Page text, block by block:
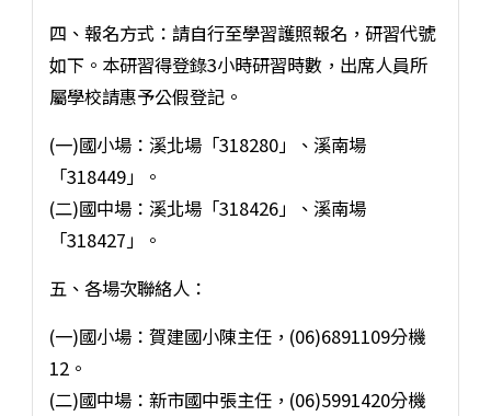
四、報名方式：請自行至學習護照報名，研習代號
如下。本研習得登錄3小時研習時數，出席人員所
屬學校請惠予公假登記。
(一)國小場：溪北場「318280」、溪南場
「318449」。
(二)國中場：溪北場「318426」、溪南場
「318427」。
五、各場次聯絡人：
(一)國小場：賀建國小陳主任，(06)6891109分機
12。
(二)國中場：新市國中張主任，(06)5991420分機